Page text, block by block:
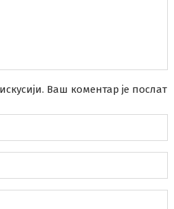
Ваш коментар је послат